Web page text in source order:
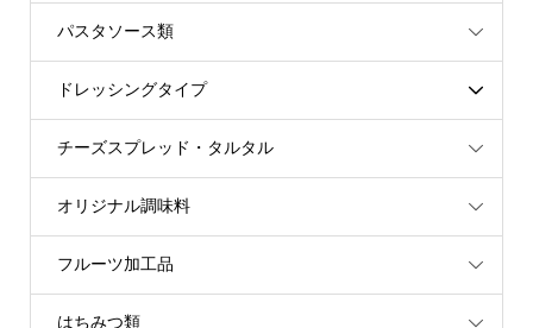
パスタソース類
ドレッシングタイプ
チーズスプレッド・タルタル
オリジナル調味料
フルーツ加工品
はちみつ類